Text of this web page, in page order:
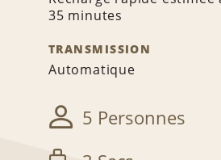
35 minutes
TRANSMISSION
Automatique
5 Personnes